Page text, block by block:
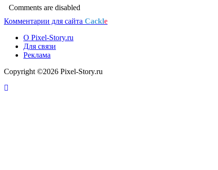
Comments are disabled
Комментарии для сайта Cackle
О Pixel-Story.ru
Для связи
Реклама
Copyright ©2026 Pixel-Story.ru